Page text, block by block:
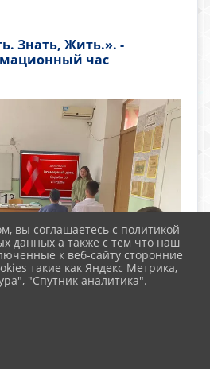
Знать, Жить.». -
час
день борьбы со
вы соглашаетесь с политикой
данных а также с тем что наш
к веб-сайту сторонние
такие как Яндекс Метрика,
"Спутник аналитика".